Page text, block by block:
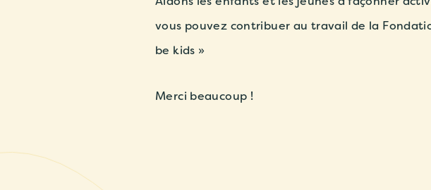
vous pouvez contribuer au travail de la
be kids »
Merci beaucoup !